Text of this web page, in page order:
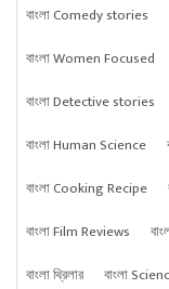
বাংলা Comedy stories
বাংলা Women Focused
বাংলা Detective stories
বাংলা Human Science
বাংলা Cooking Recipe
বাংলা Film Reviews
বাংলা থ্রিলার
বাংলা